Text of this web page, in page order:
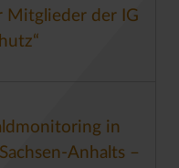
Mitglieder der IG
in
Anhalts –